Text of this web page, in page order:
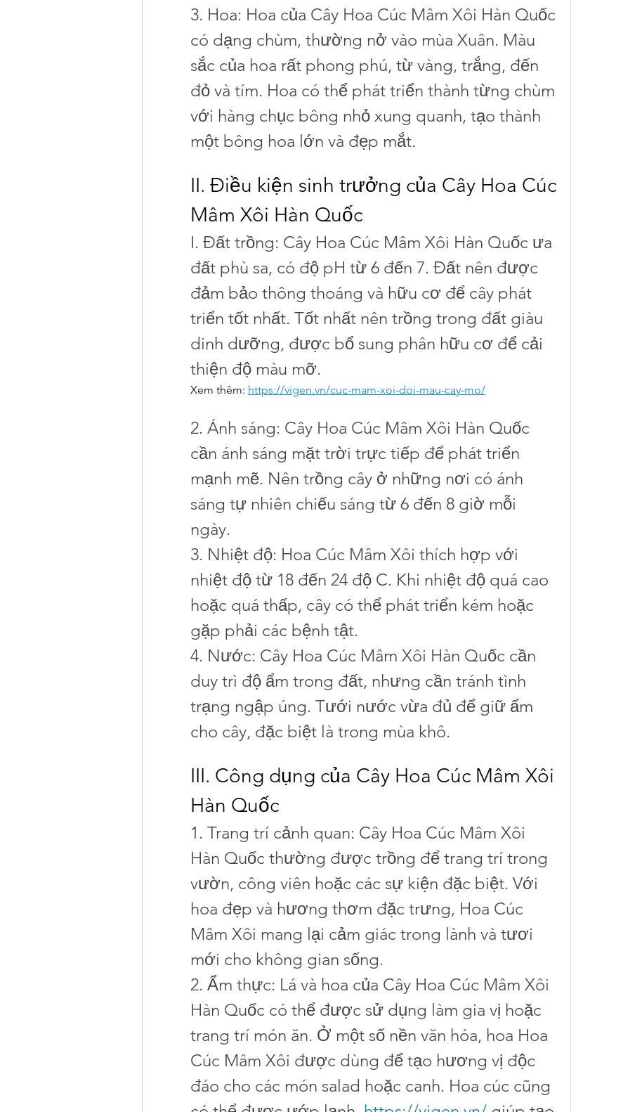
3. Hoa: Hoa của Cây Hoa Cúc Mâm Xôi Hàn Quốc
có dạng chùm, thường nở vào mùa Xuân. Màu
sắc của hoa rất phong phú, từ vàng, trắng, đến
đỏ và tím. Hoa có thể phát triển thành từng chùm
với hàng chục bông nhỏ xung quanh, tạo thành
một bông hoa lớn và đẹp mắt.
II. Điều kiện sinh trưởng của Cây Hoa Cúc
Mâm Xôi Hàn Quốc
I. Đất trồng: Cây Hoa Cúc Mâm Xôi Hàn Quốc ưa
đất phù sa, có độ pH từ 6 đến 7. Đất nên được
đảm bảo thông thoáng và hữu cơ để cây phát
triển tốt nhất. Tốt nhất nên trồng trong đất giàu
dinh dưỡng, được bổ sung phân hữu cơ để cải
thiện độ màu mỡ.
Xem thêm: https://vigen.vn/cuc-mam-xoi-doi-mau-cay-mo/
2. Ánh sáng: Cây Hoa Cúc Mâm Xôi Hàn Quốc
cần ánh sáng mặt trời trực tiếp để phát triển
mạnh mẽ. Nên trồng cây ở những nơi có ánh
sáng tự nhiên chiếu sáng từ 6 đến 8 giờ mỗi
ngày.
3. Nhiệt độ: Hoa Cúc Mâm Xôi thích hợp với
nhiệt độ từ 18 đến 24 độ C. Khi nhiệt độ quá cao
hoặc quá thấp, cây có thể phát triển kém hoặc
gặp phải các bệnh tật.
4. Nước: Cây Hoa Cúc Mâm Xôi Hàn Quốc cần
duy trì độ ẩm trong đất, nhưng cần tránh tình
trạng ngập úng. Tưới nước vừa đủ để giữ ẩm
cho cây, đặc biệt là trong mùa khô.
III. Công dụng của Cây Hoa Cúc Mâm Xôi
Hàn Quốc
1. Trang trí cảnh quan: Cây Hoa Cúc Mâm Xôi
Hàn Quốc thường được trồng để trang trí trong
vườn, công viên hoặc các sự kiện đặc biệt. Với
hoa đẹp và hương thơm đặc trưng, Hoa Cúc
Mâm Xôi mang lại cảm giác trong lành và tươi
mới cho không gian sống.
2. Ẩm thực: Lá và hoa của Cây Hoa Cúc Mâm Xôi
Hàn Quốc có thể được sử dụng làm gia vị hoặc
trang trí món ăn. Ở một số nền văn hóa, hoa Hoa
Cúc Mâm Xôi được dùng để tạo hương vị độc
đáo cho các món salad hoặc canh. Hoa cúc cũng